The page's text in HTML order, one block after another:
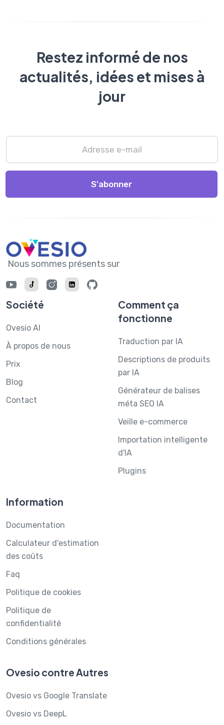
Restez informé de nos
actualités, idées et mises à
jour
S'abonner
Nous sommes présents sur
Société
Ovesio AI
À propos de nous
Prix
Blog
Contact
Comment ça
fonctionne
Traduction par IA
Descriptions de produits
par IA
Générateur de balises
méta SEO IA
Veille e-commerce
Importation intelligente
d'IA
Plugins
Information
Documentation
Calculateur d'estimation
des coûts
Faq
Politique de cookies
Politique de
confidentialité
Conditions générales
Ovesio contre Autres
Ovesio vs Google Translate
Ovesio vs DeepL